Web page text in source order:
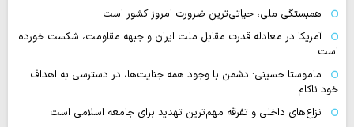
همبستگی ملی، حیاتی‌ترین ضرورت امروز کشور است
آمریکا در معادله قدرت مقابل ملت ایران و جبهه مقاومت، شکست خورده
است
ماموستا حسینی: دشمن با وجود همه جنایت‌ها، در دسترسی به اهداف
خود ناکام…
نزاع‌های داخلی و تفرقه مهم‌ترین تهدید برای جامعه اسلامی است